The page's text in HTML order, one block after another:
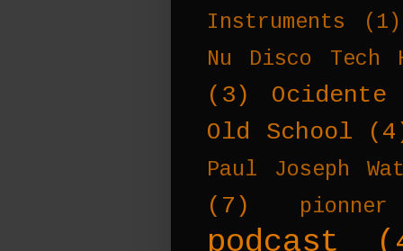
Instruments
(1)
Nu Disco Tech
(3)
Ocidente
Old School
Paul Joseph
(7) pionner
podcast